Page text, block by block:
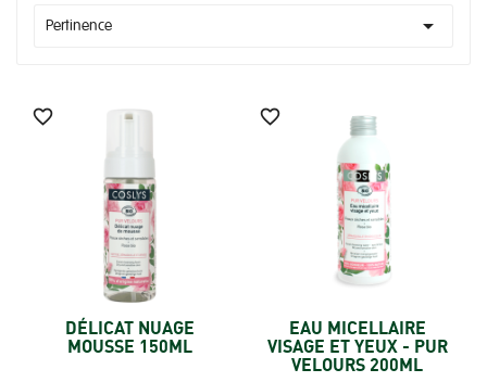
Pertinence 

DÉLICAT NUAGE
MOUSSE 150ML

EAU MICELLAIRE
VISAGE ET YEUX - PUR
VELOURS 200ML